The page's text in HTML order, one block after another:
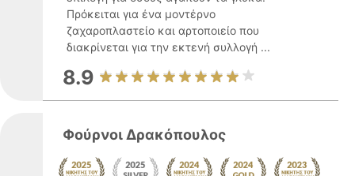
Πρόκειται για ένα μοντέρνο
ζαχαροπλαστείο και αρτοποιείο που
διακρίνεται για την εκτενή συλλογή ...
8.9
Φούρνοι Δρακόπουλος